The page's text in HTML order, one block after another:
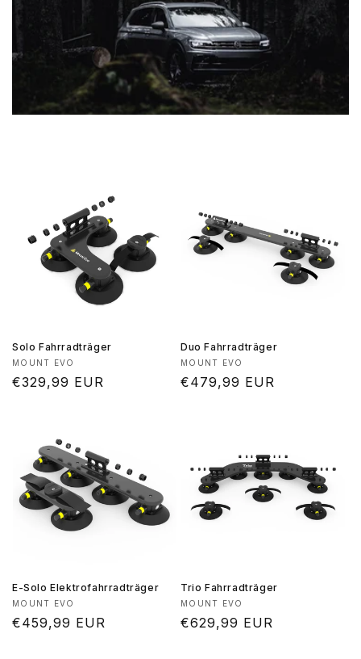
Solo Fahrradträger
Anbieter:
MOUNT EVO
Normaler
€329,99 EUR
Duo Fahrradträger
Anbieter:
MOUNT EVO
Normaler
€479,99 EUR
E-Solo Elektrofahrradträger
Anbieter:
MOUNT EVO
Normaler
€459,99 EUR
Trio Fahrradträger
Anbieter:
MOUNT EVO
Normaler
€629,99 EUR